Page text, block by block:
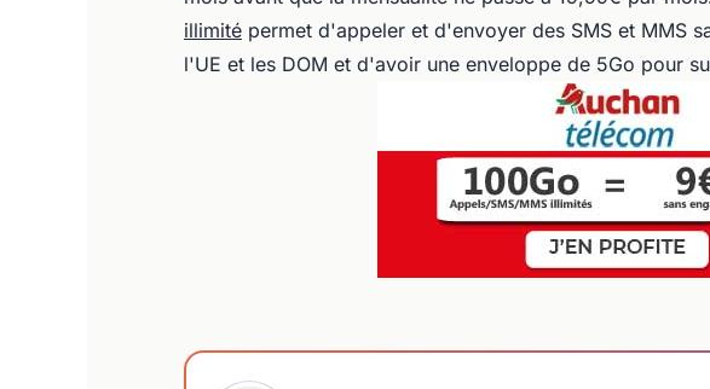
illimité permet d'appeler et d'envoyer des SMS et MMS
l'UE et les DOM et d'avoir une enveloppe de 5Go pour